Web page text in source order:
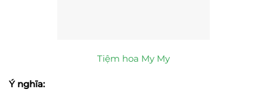
Tiệm hoa My My
Ý nghĩa: